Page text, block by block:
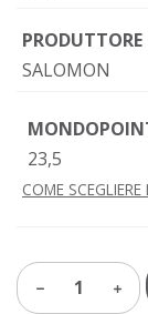
PRODUTTORE
SALOMON
23,5
COME
1